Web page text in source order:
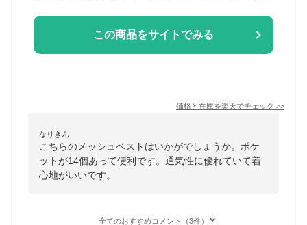
この商品をサイトでみる
価格と在庫を楽天でチェック >>
なりきん
こちらのメッシュベストはいかがでしょうか。ポケ
ットが14個あって便利です。通気性に優れていて着
心地がいいです。
全てのおすすめコメント（3件）